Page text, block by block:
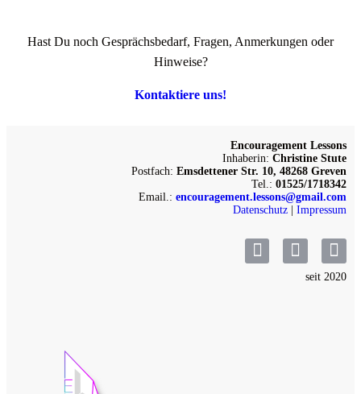
Hast Du noch Gesprächsbedarf, Fragen, Anmerkungen oder
Hinweise?
Kontaktiere uns!
Encouragement Lessons
Inhaberin: Christine Stute
Postfach: Emsdettener Str. 10, 48268 Greven
Tel.: 01525/1718342
Email.: encouragement.lessons@gmail.com
Datenschutz
Impressum
seit 2020